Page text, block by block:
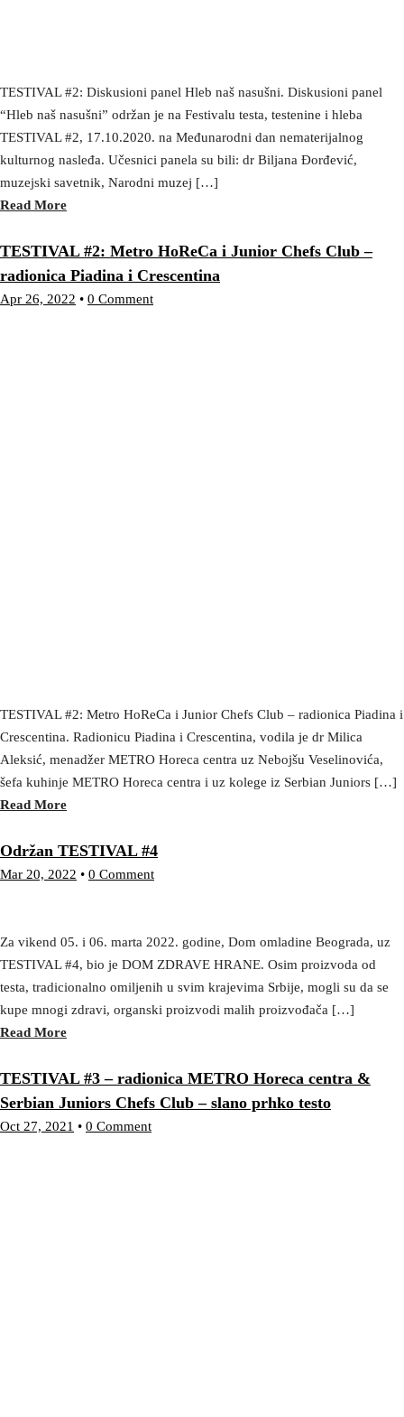
TESTIVAL #2: Diskusioni panel Hleb naš nasušni. Diskusioni panel
“Hleb naš nasušni” održan je na Festivalu testa, testenine i hleba
TESTIVAL #2, 17.10.2020. na Međunarodni dan nematerijalnog
kulturnog nasleđa. Učesnici panela su bili: dr Biljana Đorđević,
muzejski savetnik, Narodni muzej […]
Read More
TESTIVAL #2: Metro HoReCa i Junior Chefs Club –
radionica Piadina i Crescentina
Apr 26, 2022 • 0 Comment
TESTIVAL #2: Metro HoReCa i Junior Chefs Club – radionica Piadina i
Crescentina. Radionicu Piadina i Crescentina, vodila je dr Milica
Aleksić, menadžer METRO Horeca centra uz Nebojšu Veselinovića,
šefa kuhinje METRO Horeca centra i uz kolege iz Serbian Juniors […]
Read More
Održan TESTIVAL #4
Mar 20, 2022 • 0 Comment
Za vikend 05. i 06. marta 2022. godine, Dom omladine Beograda, uz
TESTIVAL #4, bio je DOM ZDRAVE HRANE. Osim proizvoda od
testa, tradicionalno omiljenih u svim krajevima Srbije, mogli su da se
kupe mnogi zdravi, organski proizvodi malih proizvođača […]
Read More
TESTIVAL #3 – radionica METRO Horeca centra &
Serbian Juniors Chefs Club – slano prhko testo
Oct 27, 2021 • 0 Comment